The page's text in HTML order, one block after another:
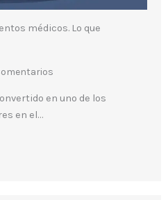
médicos. Lo que
en uno de los
en el…